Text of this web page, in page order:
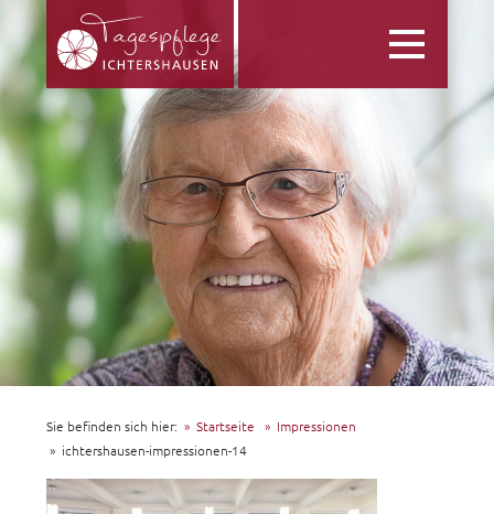
Toggle
Sie befinden sich hier: Startseite
Impressionen
ichtershausen-impressionen-14